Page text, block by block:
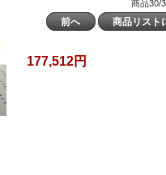
商品30/
前へ 商品リスト
177,512円